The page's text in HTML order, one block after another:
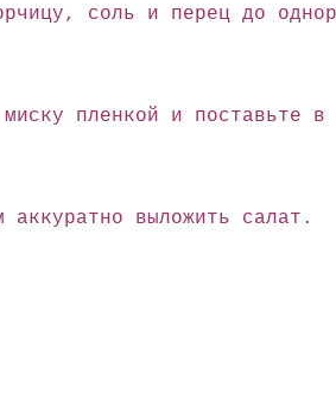
соль и перец до
пленкой и поставьте
выложить салат.